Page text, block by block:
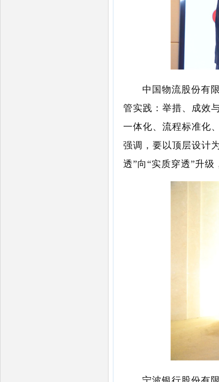
中国物流股份有
管实践：举措、成效
一体化、流程标准化
强调，要以顶层设计
透”向“实质穿透”升级